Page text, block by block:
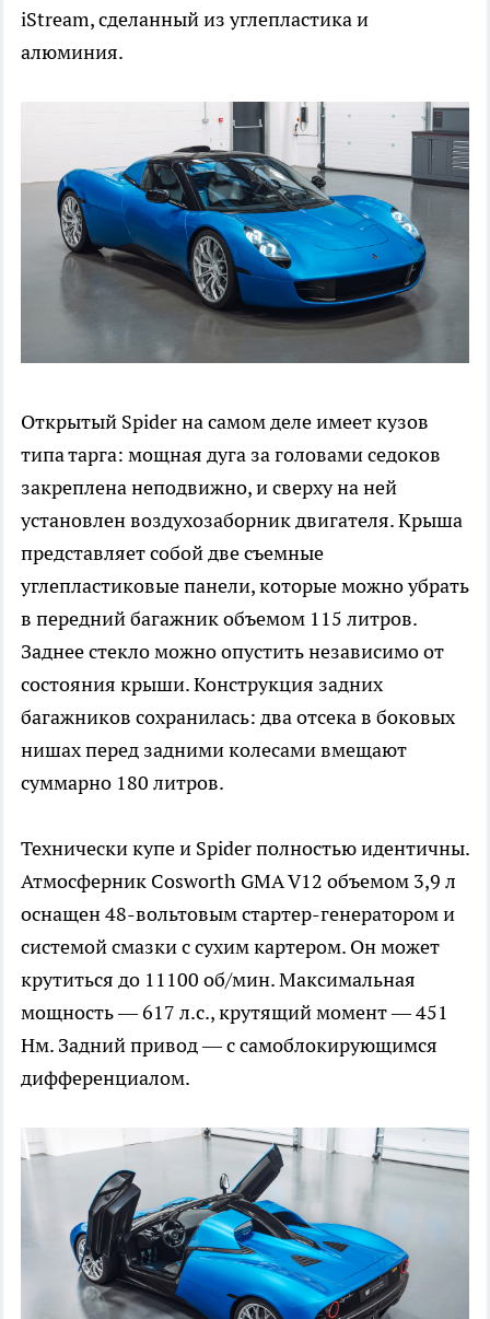
iStream, сделанный из углепластика и
алюминия.
Открытый Spider на самом деле имеет кузов
типа тарга: мощная дуга за головами седоков
закреплена неподвижно, и сверху на ней
установлен воздухозаборник двигателя. Крыша
представляет собой две съемные
углепластиковые панели, которые можно убрать
в передний багажник объемом 115 литров.
Заднее стекло можно опустить независимо от
состояния крыши. Конструкция задних
багажников сохранилась: два отсека в боковых
нишах перед задними колесами вмещают
суммарно 180 литров.
Технически купе и Spider полностью идентичны.
Атмосферник Cosworth GMA V12 объемом 3,9 л
оснащен 48-вольтовым стартер-генератором и
системой смазки с сухим картером. Он может
крутиться до 11100 об/мин. Максимальная
мощность — 617 л.с., крутящий момент — 451
Нм. Задний привод — с самоблокирующимся
дифференциалом.